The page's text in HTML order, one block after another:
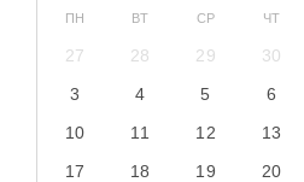
ПН ВТ СР ЧТ
27 28 29 30
3
4 5 6
10
11 12 13
17
18 19 20